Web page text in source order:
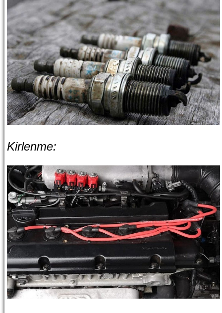
Kirlenme: